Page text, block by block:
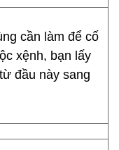
cần làm để cố
xệnh, bạn lấy
đầu này sang